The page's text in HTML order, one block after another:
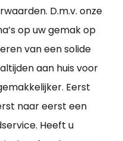
D.m.v. onze
op uw gemak op
van een solide
aan huis voor
Eerst
naar eerst een
Heeft u